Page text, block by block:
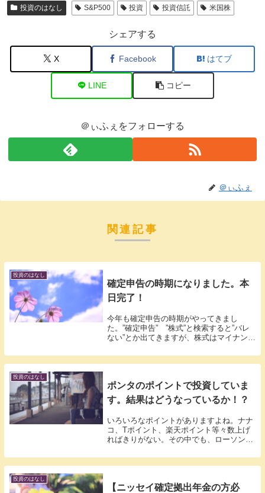
投資のはなし S&P500 投資 投資信託 米国株
シェアする
X Facebook はてブ
LINE コピー
＠ぃふぇをフォローする
＠ぃふぇ
関連記事
投資のはなし
確定申告の時期になりました。本
日完了！
今年も確定申告の時期がやってきまし
た。”確定申告” ”株式”と検索すると”バレ
ない”とか出てきますが、株式はマイナンバ
ぁ、米国株投資信託のみ行っている方で、
NISAや特定口座でしたら確定申告も不要
投資のはなし
ポンタのポイントで投資していま
す。結果はどうなっているか！？
いろいろなポイントがありますよね。ナナ
コ、Tポイント、楽天ポイント等々数上げ
ればきりがない。その中でも、ローソン等
年の結果、載せてみます。投資する先はど
こですか？投資運用はストックポイントfor
投資のはなし
【ニッセイ確定拠出年金の方必